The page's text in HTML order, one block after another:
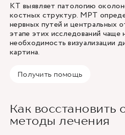
КТ выявляет патологию
костных структур. МРТ
нервных путей и центральных
этапе этих исследований чаще
необходимость визуализации
картина.
Получить помощь
Как восстановить
методы лечения